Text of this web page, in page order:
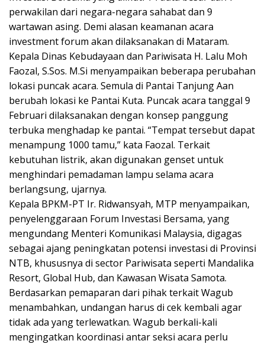
perwakilan dari negara-negara sahabat dan 9
wartawan asing. Demi alasan keamanan acara
investment forum akan dilaksanakan di Mataram.
Kepala Dinas Kebudayaan dan Pariwisata H. Lalu Moh
Faozal, S.Sos. M.Si menyampaikan beberapa perubahan
lokasi puncak acara. Semula di Pantai Tanjung Aan
berubah lokasi ke Pantai Kuta. Puncak acara tanggal 9
Februari dilaksanakan dengan konsep panggung
terbuka menghadap ke pantai. “Tempat tersebut dapat
menampung 1000 tamu,” kata Faozal. Terkait
kebutuhan listrik, akan digunakan genset untuk
menghindari pemadaman lampu selama acara
berlangsung, ujarnya.
Kepala BPKM-PT Ir. Ridwansyah, MTP menyampaikan,
penyelenggaraan Forum Investasi Bersama, yang
mengundang Menteri Komunikasi Malaysia, digagas
sebagai ajang peningkatan potensi investasi di Provinsi
NTB, khususnya di sector Pariwisata seperti Mandalika
Resort, Global Hub, dan Kawasan Wisata Samota.
Berdasarkan pemaparan dari pihak terkait Wagub
menambahkan, undangan harus di cek kembali agar
tidak ada yang terlewatkan. Wagub berkali-kali
mengingatkan koordinasi antar seksi acara perlu